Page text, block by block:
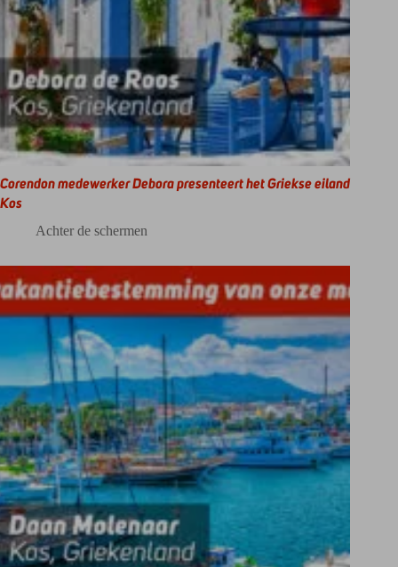
Corendon medewerker Debora presenteert het Griekse eiland
Kos
Achter de schermen